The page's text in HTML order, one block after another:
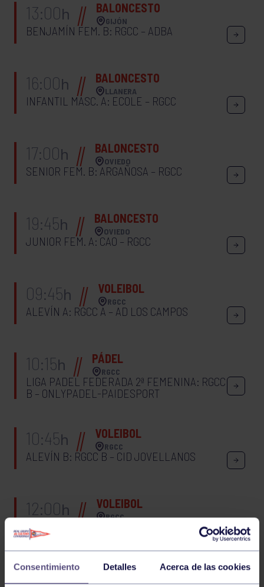
Consentimiento Detalles Acerca de las cookies
13:00h BALONCESTO
GIJÓN
BENJAMÍN FEM. B: RGCC – ADBA
16:00h BALONCESTO
LLANERA
INFANTIL MASC. A: ECOLE – RGCC
17:00h BALONCESTO
OVIEDO
SENIOR FEM. B: ARGAÑOSA – RGCC
19:45h BALONCESTO
OVIEDO
JUNIOR FEM. A: CAO – RGCC
09:45h VOLEIBOL
RGCC
ALEVÍN A: RGCC A – AD LOS CAMPOS
10:15h PÁDEL
RGCC
LIGA PADEL FEDERADA 2ª FEMENINA: RGCC
B – ONLYPADEL-PAIDESPORT
10:45h VOLEIBOL
RGCC
ALEVÍN B: RGCC B – CID JOVELLANOS
12:00h VOLEIBOL
RGCC
JUVENIL C: RGCC C – AD LA CURTIDORA
13:15h PÁDEL